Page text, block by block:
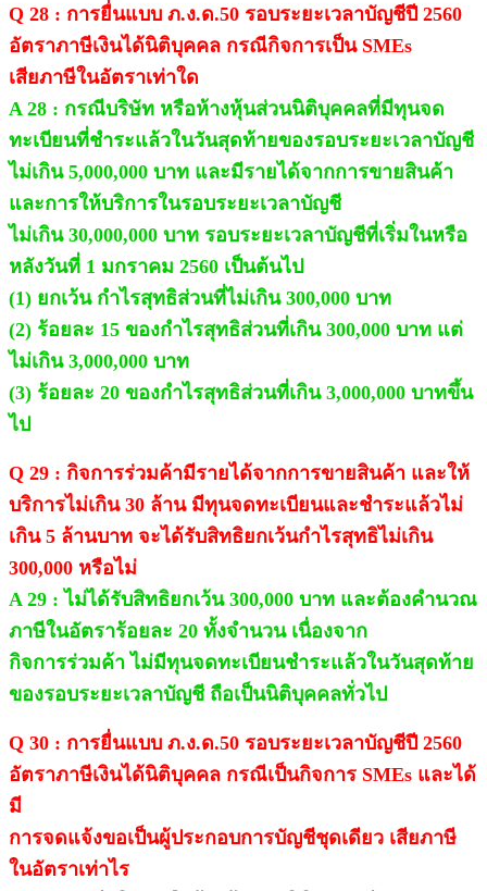
Q 28 : การยื่นแบบ ภ.ง.ด.50 รอบระยะเวลาบัญชีปี 2560
อัตราภาษีเงินได้นิติบุคคล กรณีกิจการเป็น SMEs
เสียภาษีในอัตราเท่าใด
A 28 : กรณีบริษัท หรือห้างหุ้นส่วนนิติบุคคลที่มีทุนจด
ทะเบียนที่ชำระแล้วในวันสุดท้ายของรอบระยะเวลาบัญชี
ไม่เกิน 5,000,000 บาท และมีรายได้จากการขายสินค้า
และการให้บริการในรอบระยะเวลาบัญชี
ไม่เกิน 30,000,000 บาท รอบระยะเวลาบัญชีที่เริ่มในหรือ
หลังวันที่ 1 มกราคม 2560 เป็นต้นไป
(1) ยกเว้น กำไรสุทธิส่วนที่ไม่เกิน 300,000 บาท
(2) ร้อยละ 15 ของกำไรสุทธิส่วนที่เกิน 300,000 บาท แต่
ไม่เกิน 3,000,000 บาท
(3) ร้อยละ 20 ของกำไรสุทธิส่วนที่เกิน 3,000,000 บาทขึ้น
ไป
Q 29 : กิจการร่วมค้ามีรายได้จากการขายสินค้า และให้
บริการไม่เกิน 30 ล้าน มีทุนจดทะเบียนและชำระแล้วไม่
เกิน 5 ล้านบาท จะได้รับสิทธิยกเว้นกำไรสุทธิไม่เกิน
300,000 หรือไม่
A 29 : ไม่ได้รับสิทธิยกเว้น 300,000 บาท และต้องคำนวณ
ภาษีในอัตราร้อยละ 20 ทั้งจำนวน เนื่องจาก
กิจการร่วมค้า ไม่มีทุนจดทะเบียนชำระแล้วในวันสุดท้าย
ของรอบระยะเวลาบัญชี ถือเป็นนิติบุคคลทั่วไป
Q 30 : การยื่นแบบ ภ.ง.ด.50 รอบระยะเวลาบัญชีปี 2560
อัตราภาษีเงินได้นิติบุคคล กรณีเป็นกิจการ SMEs และได้
มี
การจดแจ้งขอเป็นผู้ประกอบการบัญชีชุดเดียว เสียภาษี
ในอัตราเท่าไร